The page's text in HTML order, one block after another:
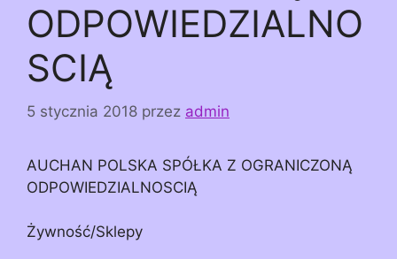
ODPOWIEDZIALNO
SCIĄ
5 stycznia 2018 przez admin
AUCHAN POLSKA SPÓŁKA Z OGRANICZONĄ
ODPOWIEDZIALNOSCIĄ
Żywność/Sklepy